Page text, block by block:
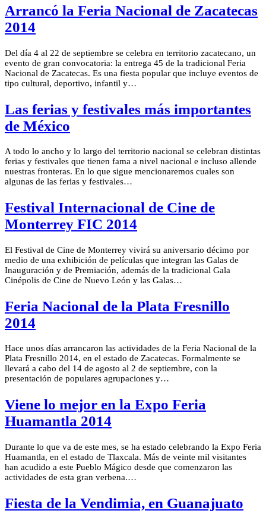
Arrancó la Feria Nacional de Zacatecas
2014
Del día 4 al 22 de septiembre se celebra en territorio zacatecano, un
evento de gran convocatoria: la entrega 45 de la tradicional Feria
Nacional de Zacatecas. Es una fiesta popular que incluye eventos de
tipo cultural, deportivo, infantil y…
Las ferias y festivales más importantes
de México
A todo lo ancho y lo largo del territorio nacional se celebran distintas
ferias y festivales que tienen fama a nivel nacional e incluso allende
nuestras fronteras. En lo que sigue mencionaremos cuales son
algunas de las ferias y festivales…
Festival Internacional de Cine de
Monterrey FIC 2014
El Festival de Cine de Monterrey vivirá su aniversario décimo por
medio de una exhibición de películas que integran las Galas de
Inauguración y de Premiación, además de la tradicional Gala
Cinépolis de Cine de Nuevo León y las Galas…
Feria Nacional de la Plata Fresnillo
2014
Hace unos días arrancaron las actividades de la Feria Nacional de la
Plata Fresnillo 2014, en el estado de Zacatecas. Formalmente se
llevará a cabo del 14 de agosto al 2 de septiembre, con la
presentación de populares agrupaciones y…
Viene lo mejor en la Expo Feria
Huamantla 2014
Durante lo que va de este mes, se ha estado celebrando la Expo Feria
Huamantla, en el estado de Tlaxcala. Más de veinte mil visitantes
han acudido a este Pueblo Mágico desde que comenzaron las
actividades de esta gran verbena.…
Fiesta de la Vendimia, en Guanajuato